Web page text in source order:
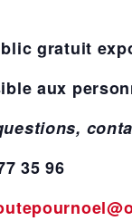
gratuit
aux
35 96